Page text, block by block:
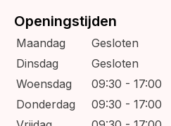
Openingstijden
Maandag
Gesloten
Dinsdag
Gesloten
Woensdag
09:30 - 17:00
Donderdag
09:30 - 17:00